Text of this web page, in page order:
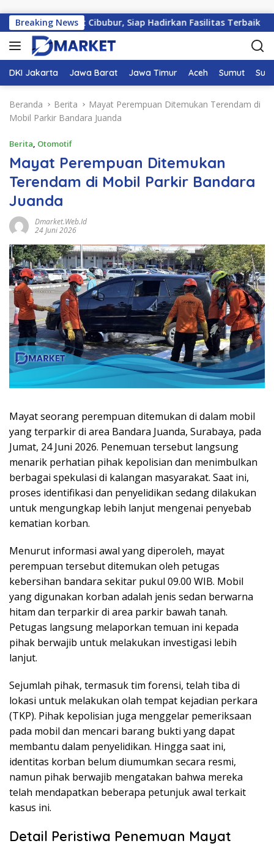
Breaking NewsElit Cibubur, Siap Hadirkan Fasilitas Terbaik
DKI Jakarta Jawa Barat Jawa Timur Aceh Sumut
Beranda Berita
Mayat Perempuan Ditemukan Terendam di
Mobil Parkir Bandara Juanda
Berita, Otomotif
Mayat Perempuan Ditemukan
Terendam di Mobil Parkir Bandara
Juanda
Dmarket.web.id
24 Juni 2026
Mayat seorang perempuan ditemukan di dalam mobil
yang terparkir di area Bandara Juanda, Surabaya, pada
Jumat, 24 Juni 2026. Penemuan tersebut langsung
menarik perhatian pihak kepolisian dan menimbulkan
berbagai spekulasi di kalangan masyarakat. Saat ini,
proses identifikasi dan penyelidikan sedang dilakukan
untuk mengungkap lebih lanjut mengenai penyebab
kematian korban.
Menurut informasi awal yang diperoleh, mayat
perempuan tersebut ditemukan oleh petugas
kebersihan bandara sekitar pukul 09.00 WIB. Mobil
yang digunakan korban adalah jenis sedan berwarna
hitam dan terparkir di area parkir bawah tanah.
Petugas langsung melaporkan temuan ini kepada
pihak berwajib untuk melakukan investigasi lebih
lanjut.
Sejumlah pihak, termasuk tim forensi, telah tiba di
lokasi untuk melakukan olah tempat kejadian perkara
(TKP). Pihak kepolisian juga menggelar pemeriksaan
pada mobil dan mencari barang bukti yang dapat
membantu dalam penyelidikan. Hingga saat ini,
identitas korban belum diumumkan secara resmi,
namun pihak berwajib mengatakan bahwa mereka
telah mendapatkan beberapa petunjuk awal terkait
kasus ini.
Detail Peristiwa Penemuan Mayat